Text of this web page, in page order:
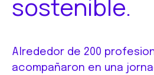
sostenible.
Alrededor de 200
acompañaron en una